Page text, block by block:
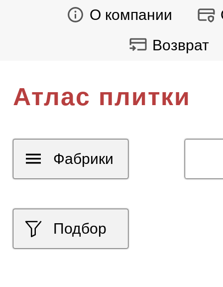
О компании
Возврат
Атлас плитки
Подбор
Фабрики